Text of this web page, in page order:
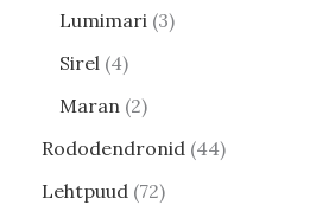
Lumimari 3
Sirel 4
Maran 2
Rododendronid 44
Lehtpuud 72